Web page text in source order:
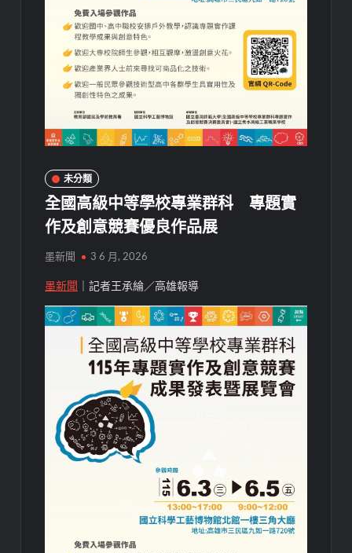
未分類
全國高級中等學校專業群科 專題實
作及創意競賽優良作品展
墨新聞 3 6 月, 2026
墨新聞 ｜記者王承綸／高雄報導